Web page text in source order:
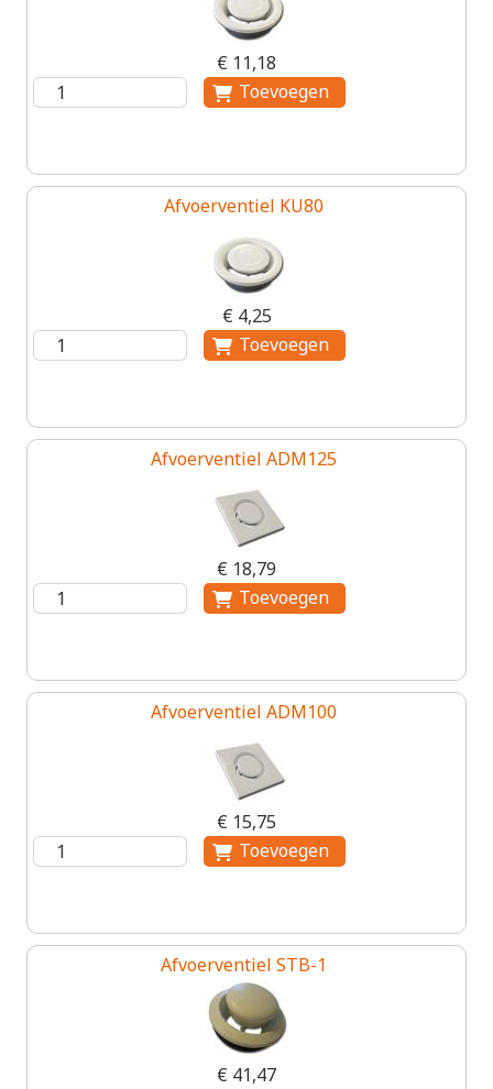
€ 11,18
Afvoerventiel KU80
€ 4,25
Afvoerventiel ADM125
€ 18,79
Afvoerventiel ADM100
€ 15,75
Afvoerventiel STB-1
€ 41,47